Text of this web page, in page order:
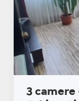
3 camere